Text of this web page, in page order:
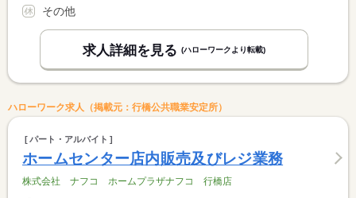
その他
求人詳細を見る (ハローワークより転載)
ハローワーク求人（掲載元：行橋公共職業安定所）
パート・アルバイト
ホームセンター店内販売及びレジ業務
株式会社 ナフコ ホームプラザナフコ 行橋店